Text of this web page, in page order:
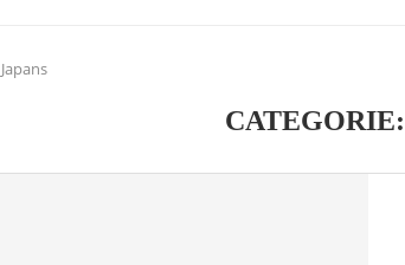
Japans
CATEGORIE: